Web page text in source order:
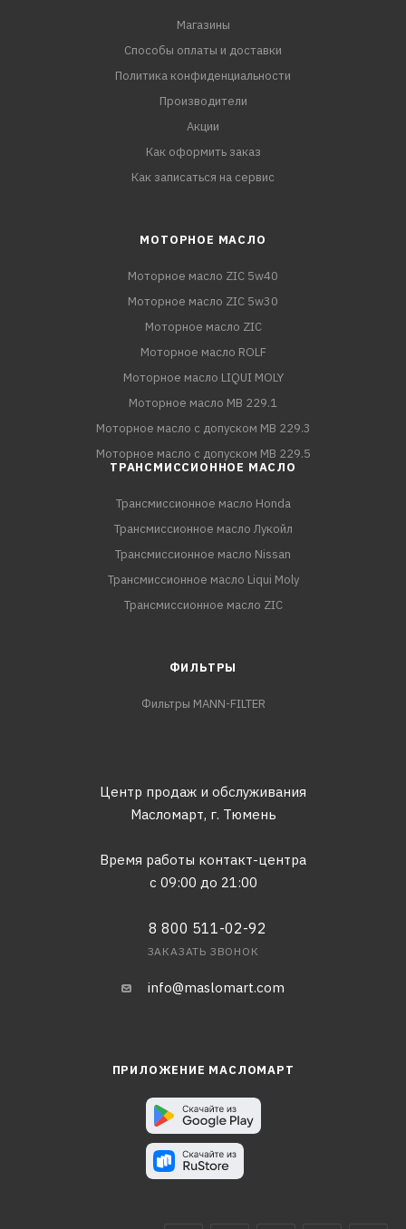
Магазины
Способы оплаты и доставки
Политика конфиденциальности
Производители
Акции
Как оформить заказ
Как записаться на сервис
МОТОРНОЕ МАСЛО
Моторное масло ZIC 5w40
Моторное масло ZIC 5w30
Моторное масло ZIC
Моторное масло ROLF
Моторное масло LIQUI MOLY
Моторное масло MB 229.1
Моторное масло с допуском MB 229.3
Моторное масло с допуском MB 229.5
ТРАНСМИССИОННОЕ МАСЛО
Трансмиссионное масло Honda
Трансмиссионное масло Лукойл
Трансмиссионное масло Nissan
Трансмиссионное масло Liqui Moly
Трансмиссионное масло ZIC
ФИЛЬТРЫ
Фильтры MANN-FILTER
Центр продаж и обслуживания
Масломарт, г. Тюмень
Время работы контакт-центра
с 09:00 до 21:00
8 800 511-02-92
ЗАКАЗАТЬ ЗВОНОК
info@maslomart.com
ПРИЛОЖЕНИЕ МАСЛОМАРТ